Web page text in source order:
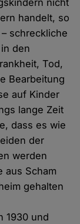
nicht
handelt, so
schreckliche
den
Tod,
Bearbeitung
auf Kinder
lange Zeit
dass es wie
der
werden
aus Scham
gehalten
1930 und